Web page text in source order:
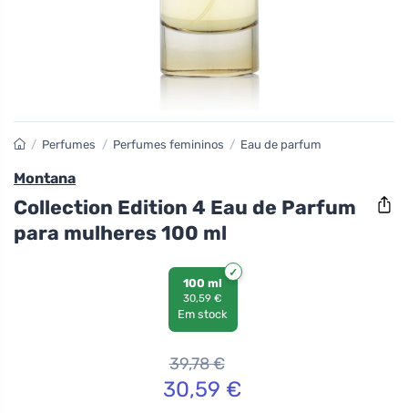
/ Perfumes / Perfumes femininos / Eau de parfum
Montana
Collection Edition 4 Eau de Parfum
para mulheres 100 ml
100 ml
30,59 €
Em stock
39,78€
30,59 €